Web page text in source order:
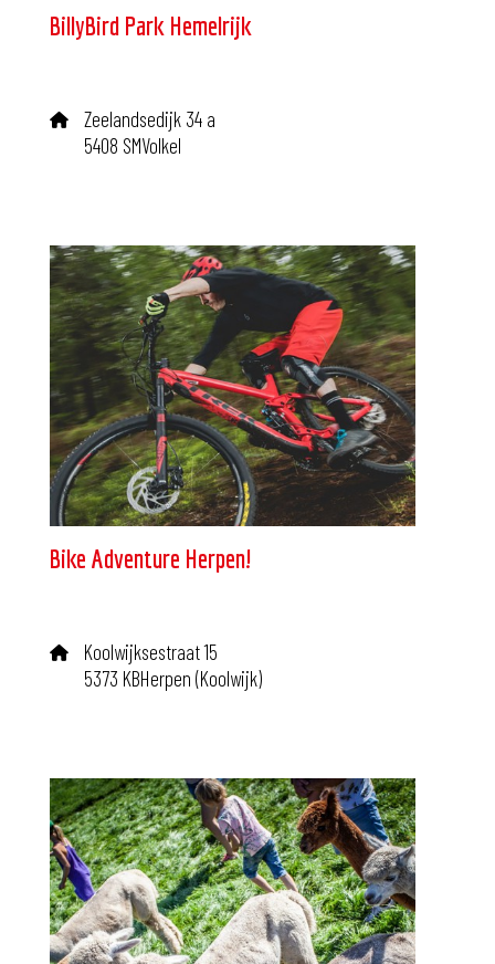
BillyBird Park Hemelrijk
Zeelandsedijk 34 a
5408 SMVolkel
Bike Adventure Herpen!
Koolwijksestraat 15
5373 KBHerpen (Koolwijk)